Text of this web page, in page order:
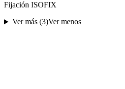
Fijación ISOFIX
Ver más (3)Ver menos